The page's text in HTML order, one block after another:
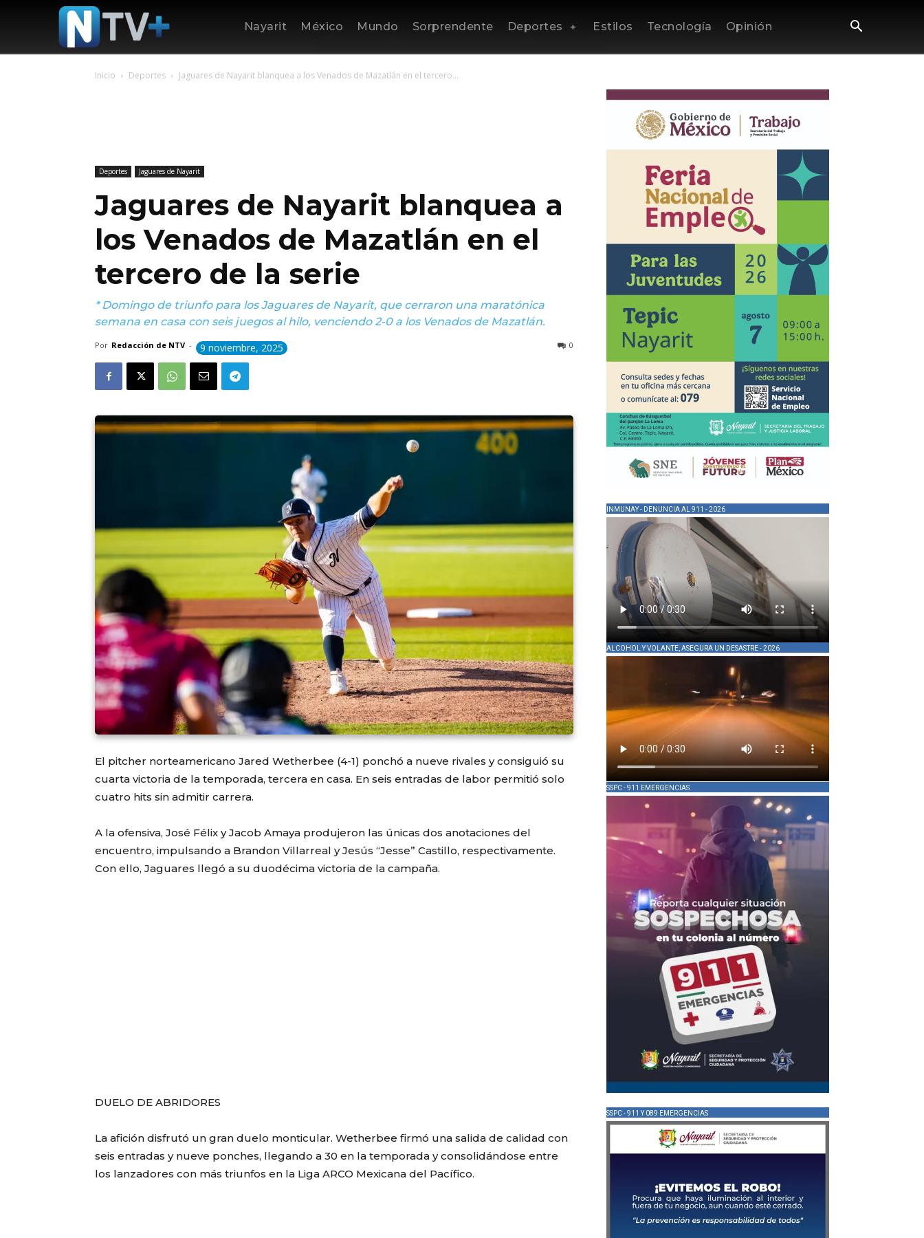
Nayarit México Mundo Sorprendente Deportes Estilos Tecnología Opinión
Inicio Deportes Jaguares de Nayarit blanquea a los Venados de Mazatlán en el tercero...
Deportes Jaguares de Nayarit
Jaguares de Nayarit blanquea a
los Venados de Mazatlán en el
tercero de la serie
* Domingo de triunfo para los Jaguares de Nayarit, que cerraron una maratónica
semana en casa con seis juegos al hilo, venciendo 2-0 a los Venados de Mazatlán.
Por Redacción de NTV - 9 noviembre, 2025 0
El pitcher norteamericano Jared Wetherbee (4-1) ponchó a nueve rivales y consiguió su
cuarta victoria de la temporada, tercera en casa. En seis entradas de labor permitió solo
cuatro hits sin admitir carrera.
A la ofensiva, José Félix y Jacob Amaya produjeron las únicas dos anotaciones del
encuentro, impulsando a Brandon Villarreal y Jesús “Jesse” Castillo, respectivamente.
Con ello, Jaguares llegó a su duodécima victoria de la campaña.
DUELO DE ABRIDORES
La afición disfrutó un gran duelo monticular. Wetherbee firmó una salida de calidad con
seis entradas y nueve ponches, llegando a 30 en la temporada y consolidándose entre
los lanzadores con más triunfos en la Liga ARCO Mexicana del Pacífico.
INMUNAY - DENUNCIA AL 911 - 2026
ALCOHOL Y VOLANTE, ASEGURA UN DESASTRE - 2026
SSPC - 911 EMERGENCIAS
SSPC - 911 Y 089 EMERGENCIAS